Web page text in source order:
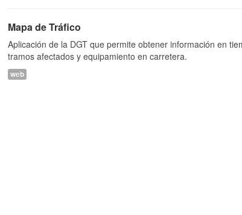
Mapa de Tráfico
Aplicación de la DGT que permite obtener información en
tramos afectados y equipamiento en carretera.
web